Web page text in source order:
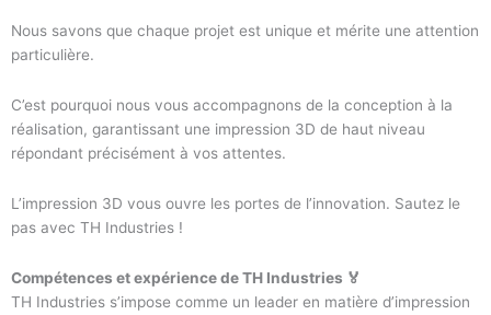
Nous savons que chaque projet est unique et mérite une attention
particulière.
C’est pourquoi nous vous accompagnons de la conception à la
réalisation, garantissant une impression 3D de haut niveau
répondant précisément à vos attentes.
L’impression 3D vous ouvre les portes de l’innovation. Sautez le
pas avec TH Industries !
Compétences et expérience de TH Industries 🏅
TH Industries s’impose comme un leader en matière d’impression